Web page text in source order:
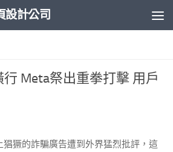
設計公司
Meta祭出重拳打擊 用戶
獗的詐騙廣告遭到外界猛烈批評，這